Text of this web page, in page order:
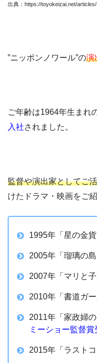
出典：https://toyokeizai.net/
”ニッポンノワール”の演
ご年齢は1964年生まれ
入社されました。
監督や演出家としてご
けたドラマ・映画をご
1995年「星の金貨
2005年「瑠璃の島
2007年「マリと子
2010年「書道ガ
2011年「家政婦の
ミーショー監督賞
2015年「ラストコ